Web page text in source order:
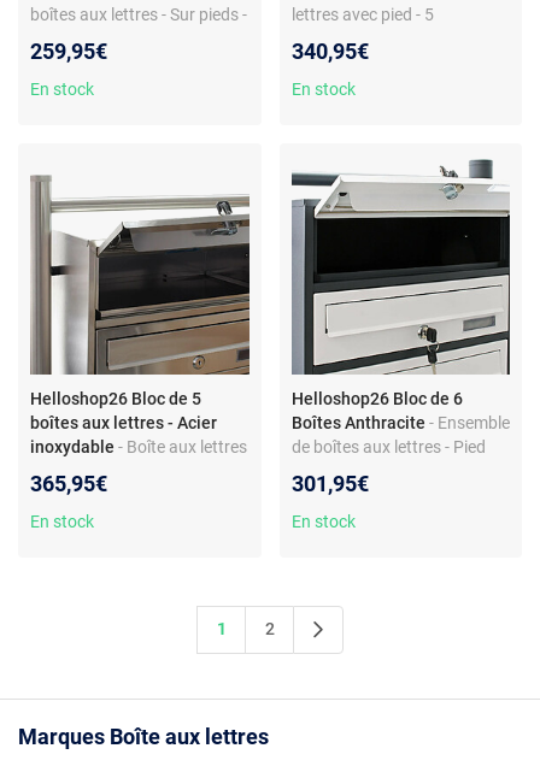
boîtes aux lettres - Sur pieds -
259,95€
En stock
lettres avec pied - 5
galvanisé
340,95€
En stock
Helloshop26 Bloc de 5
boîtes aux lettres - Acier
inoxydable - Boîte aux lettres
compartiments - Montage
pratique - Couleur argenté
365,95€
En stock
Helloshop26 Bloc de 6
Boîtes Anthracite - Ensemble
de boîtes aux lettres - Pied
301,95€
En stock
1 2
Marques Boîte aux lettres